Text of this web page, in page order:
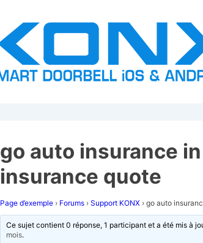
go auto insurance
insurance quote
Page d’exemple › Forums › Support KONX › go auto
Ce sujet contient 0 réponse, 1 participant et a été mis à
mois.